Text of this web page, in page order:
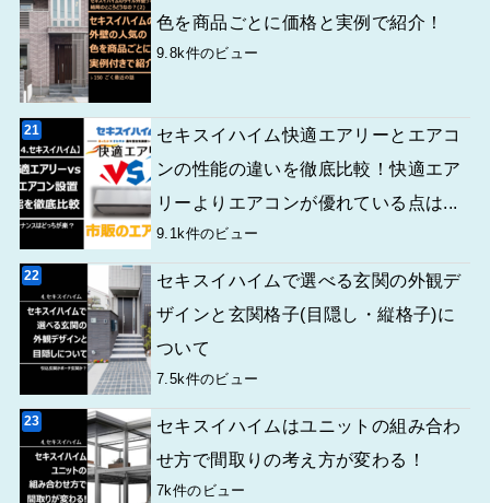
色を商品ごとに価格と実例で紹介！
9.8k件のビュー
セキスイハイム快適エアリーとエアコ
ンの性能の違いを徹底比較！快適エア
リーよりエアコンが優れている点は...
9.1k件のビュー
セキスイハイムで選べる玄関の外観デ
ザインと玄関格子(目隠し・縦格子)に
ついて
7.5k件のビュー
セキスイハイムはユニットの組み合わ
せ方で間取りの考え方が変わる！
7k件のビュー